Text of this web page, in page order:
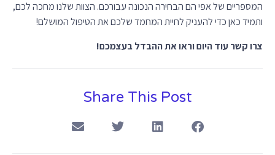
המספריים של אפי הם הבחירה הנכונה עבורכם. הצוות שלנו מחכה לכם,
ותמיד כאן כדי להעניק לחיית המחמד שלכם את הטיפול המושלם!
צרו קשר עוד היום וראו את ההבדל בעצמכם!
Share This Post